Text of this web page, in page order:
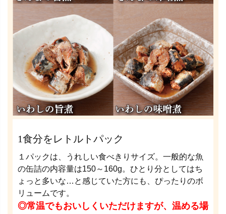
1食分をレトルトパック
１パックは、うれしい食べきりサイズ。一般的な魚
の缶詰の内容量は150～160g。ひとり分としてはち
ょっと多いな…と感じていた方にも、ぴったりのボ
リュームです。
◎常温でもおいしくいただけますが、温める場